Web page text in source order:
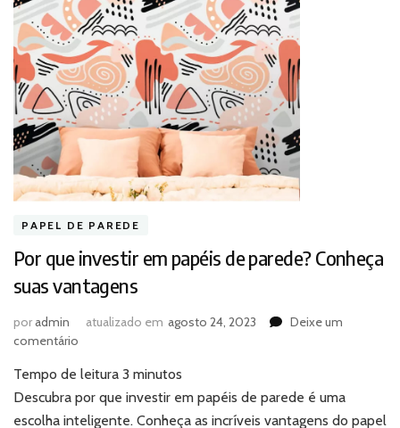
PAPEL DE PAREDE
Por que investir em papéis de parede? Conheça
suas vantagens
poradmin atualizado em agosto 24, 2023
Deixe um
comentário
que
investir
em
Tempo de leitura 3 minutos
Descubra por que investir em papéis de parede é uma
escolha inteligente. Conheça as incríveis vantagens do papel